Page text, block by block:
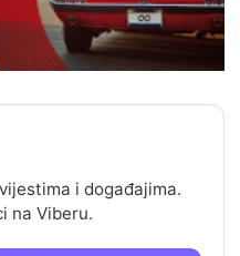
i događajima.
na Viberu.